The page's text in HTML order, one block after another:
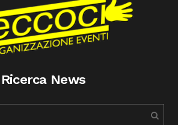
Ricerca News